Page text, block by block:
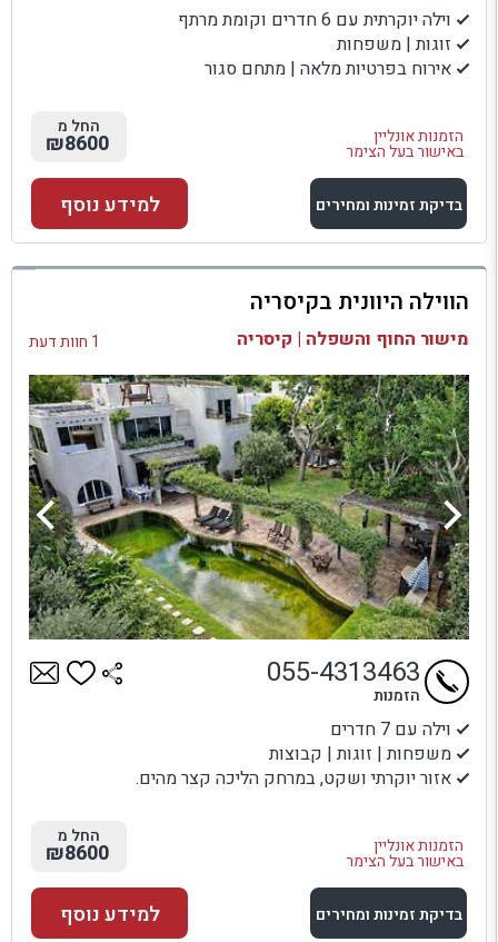
וילה יוקרתית עם 6 חדרים וקומת מרתף
זוגות | משפחות
אירוח בפרטיות מלאה | מתחם סגור
הזמנות אונליין
באישור בעל הצימר
החל מ
₪8600
בדיקת זמינות ומחירים
למתחם זה
בדיקת זמינות ומחירים
למידע נוסף
הווילה היוונית בקיסריה
מישור החוף והשפלה | קיסריה 1 חוות דעת
וילה עם 7 חדרים
משפחות | זוגות | קבוצות
אזור יוקרתי ושקט, במרחק הליכה קצר מהים.
הזמנות אונליין
באישור בעל הצימר
055-4313463
הזמנות
החל מ
₪8600
בדיקת זמינות ומחירים למידע נוסף